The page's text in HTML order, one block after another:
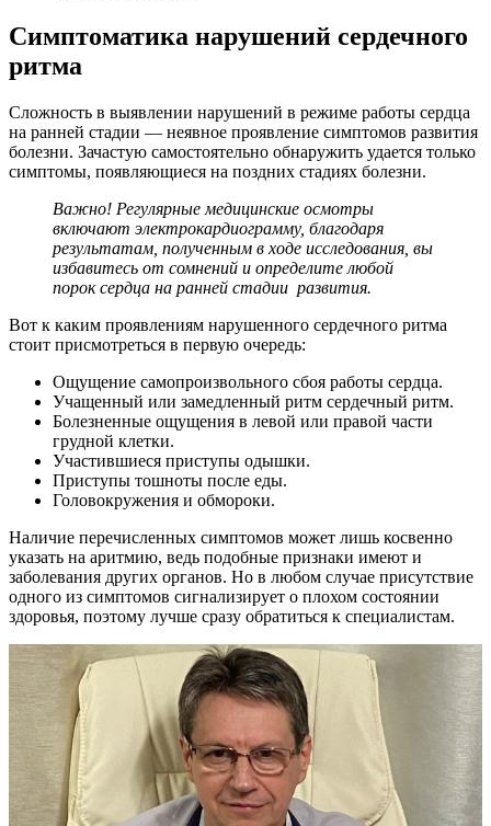
Симптоматика нарушений сердечного
ритма
Сложность в выявлении нарушений в режиме работы сердца
на ранней стадии — неявное проявление симптомов развития
болезни. Зачастую самостоятельно обнаружить удается только
симптомы, появляющиеся на поздних стадиях болезни.
Важно! Регулярные медицинские осмотры
включают электрокардиограмму, благодаря
результатам, полученным в ходе исследования, вы
избавитесь от сомнений и определите любой
порок сердца на ранней стадии развития.
Вот к каким проявлениям нарушенного сердечного ритма
стоит присмотреться в первую очередь:
Ощущение самопроизвольного сбоя работы сердца.
Учащенный или замедленный ритм сердечный ритм.
Болезненные ощущения в левой или правой части
грудной клетки.
Участившиеся приступы одышки.
Приступы тошноты после еды.
Головокружения и обмороки.
Наличие перечисленных симптомов может лишь косвенно
указать на аритмию, ведь подобные признаки имеют и
заболевания других органов. Но в любом случае присутствие
одного из симптомов сигнализирует о плохом состоянии
здоровья, поэтому лучше сразу обратиться к специалистам.